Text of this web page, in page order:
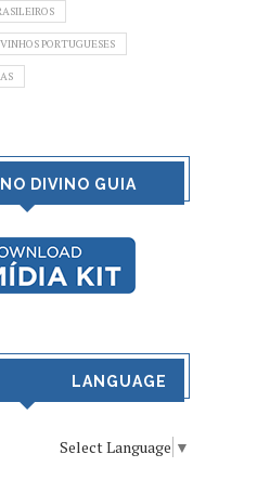
VINHOS PORTUGUESES
DIVINO GUIA
LANGUAGE
Select Language ▼